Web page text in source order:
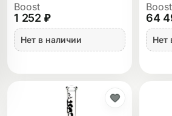
Boost
1 252 ₽
Нет в наличии
Boost
64
Нет